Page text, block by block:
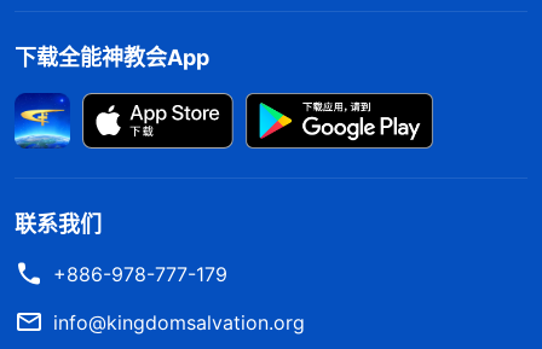
下载全能神教会App
联系我们
+886-978-777-179
info@kingdomsalvation.org